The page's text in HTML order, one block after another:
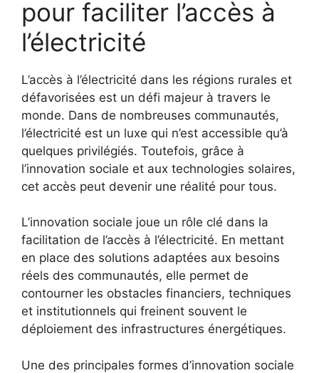
pour faciliter l’accès à
l’électricité
L’accès à l’électricité dans les régions⁤ rurales et
défavorisées est un défi majeur⁤ à travers le
monde.⁢ Dans de nombreuses communautés,
l’électricité est un luxe qui ⁣n’est accessible qu’à
quelques privilégiés. Toutefois, grâce à
l’innovation sociale⁢ et⁤ aux technologies solaires,‌
cet accès peut⁣ devenir une réalité ​pour tous.
L’innovation sociale joue un⁢ rôle clé dans la‍
facilitation de l’accès à l’électricité. En mettant
en‍ place des solutions adaptées aux besoins
réels des communautés, elle permet de
contourner les obstacles financiers, techniques
et institutionnels qui​ freinent souvent le
déploiement ⁣des infrastructures énergétiques.
Une des principales formes d’innovation sociale